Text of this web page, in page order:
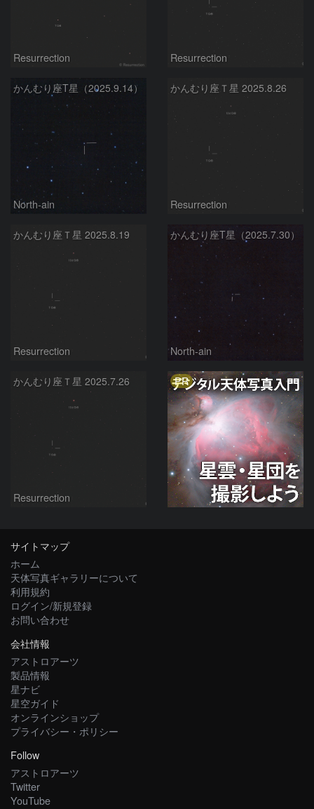
Resurrection Resurrection
かんむり座T星（2025.9.14）
North-ain
かんむり座Ｔ星 2025.8.26
Resurrection
かんむり座Ｔ星 2025.8.19
Resurrection
かんむり座T星（2025.7.30）
North-ain
かんむり座Ｔ星 2025.7.26
Resurrection
PR
サイトマップ
ホーム
天体写真ギャラリーについて
利用規約
ログイン/新規登録
お問い合わせ
会社情報
アストロアーツ
製品情報
星ナビ
星空ガイド
オンラインショップ
プライバシー・ポリシー
Follow
アストロアーツ
Twitter
YouTube